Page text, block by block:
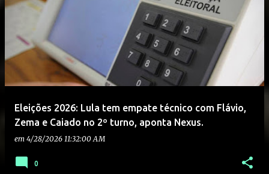
Eleições 2026: Lula tem empate técnico com Flávio,
Zema e Caiado no 2º turno, aponta Nexus.
em 4/28/2026 11:32:00 AM
0